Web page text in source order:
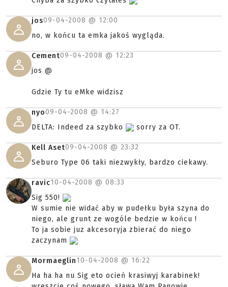
jos09-04-2008 @ 12:00
no, w końcu ta emka jakoś wygląda.
Cement09-04-2008 @ 12:23
jos @
Gdzie Ty tu eMke widzisz
nyo09-04-2008 @ 14:27
DELTA: Indeed za szybko
sorry za OT.
Kell Aset09-04-2008 @ 23:32
Seburo Type 06 taki niezwykły, bardzo ciekawy.
ravic10-04-2008 @ 08:33
Sig 550!
W sumie nie widać aby w pudełku była szyna do
niego, ale grunt ze wogóle bedzie w końcu !
To ja sobie juz akcesoryja zbierać do niego
zaczynam
Mormaeglin10-04-2008 @ 16:22
Ha ha ha nu Sig eto ocień krasiwyj karabinek!